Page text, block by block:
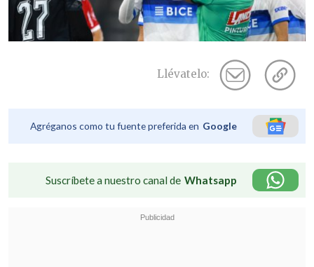
Llévatelo:
Agréganos como tu fuente preferida en Google
Suscríbete a nuestro canal de Whatsapp